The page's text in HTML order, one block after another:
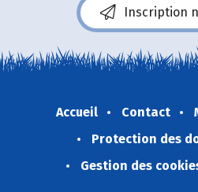
Inscription
Accueil Contact
Protection des
Gestion des